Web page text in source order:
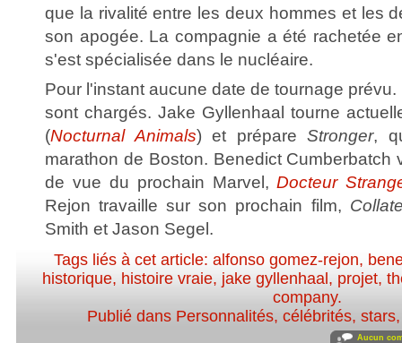
que la rivalité entre les deux hommes et les
son apogée. La compagnie a été rachetée
s'est spécialisée dans le nucléaire.
Pour l'instant aucune date de tournage
sont chargés. Jake Gyllenhaal tourne
(Nocturnal Animals) et prépareStronger,
marathon de Boston. Benedict Cumberbatch
de vue du prochain Marvel,Docteur
Rejon travaille sur son prochain film,
Smith et Jason Segel.
Tags liés à cet article:alfonso gomez-rejon,
historique, histoire vraie, jake gyllenhaal , projet,
company.
Publié dans Personnalités, célébrités, stars
Aucun